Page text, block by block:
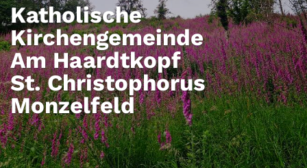
Katholische
Kirchengemeinde
Am Haardtkopf
St. Christophorus
Monzelfeld